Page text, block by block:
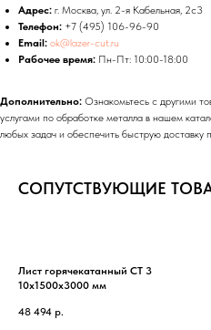
Адрес: г. Москва, ул. 2-я Кабельная, 2с3
Телефон: +7 (495) 106-96-90
Email: ok@lazer-cut.ru
Рабочее время: Пн-Пт: 10:00-18:00
Дополнительно: Ознакомьтесь с другими
услугами по обработке металла в нашем
любых задач и обеспечить быструю доставку
СОПУТСТВУЮЩИЕ
Лист горячекатанный СТ 3
10х1500х3000 мм
48 494 р.